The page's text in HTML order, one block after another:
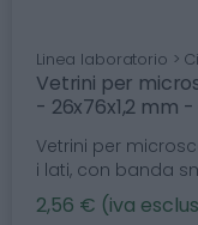
Linea laboratorio >
Vetrini per
- 26x76x1,2 mm -
Vetrini per
i lati, con banda
2,56 € (iva